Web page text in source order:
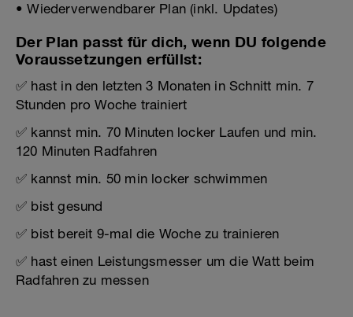
• Wiederverwendbarer Plan (inkl. Updates)
Der Plan passt für dich, wenn DU folgende
Voraussetzungen erfüllst:
✅ hast in den letzten 3 Monaten in Schnitt min. 7
Stunden pro Woche trainiert
✅ kannst min. 70 Minuten locker Laufen und min.
120 Minuten Radfahren
✅ kannst min. 50 min locker schwimmen
✅ bist gesund
✅ bist bereit 9-mal die Woche zu trainieren
✅ hast einen Leistungsmesser um die Watt beim
Radfahren zu messen